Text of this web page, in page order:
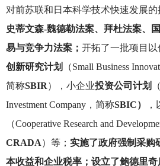
对前苏联和日本科学技术快速发展
史蒂文森-魏德勒法案、拜杜法案、
易与竞争力法案； 开拓了一批项目
创新研究计划
（Small Business
简称SBIR），小企业投资公司计划
Investment Company，简称SBIC） ，
（Cooperative Research and
CRADA）等； 实施了政府强制采购
本收益和企业税率；设立了鲍德里